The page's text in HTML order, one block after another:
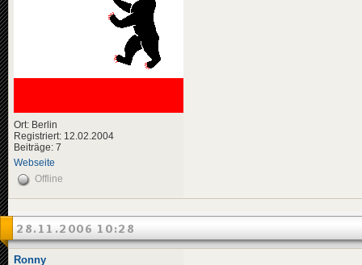
Ort: Berlin
Registriert: 12.02.2004
Beiträge: 7
Webseite
Offline
28.11.2006 10:28
Ronny